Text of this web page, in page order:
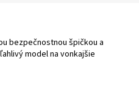
bezpečnostnou špičkou a
model na vonkajšie